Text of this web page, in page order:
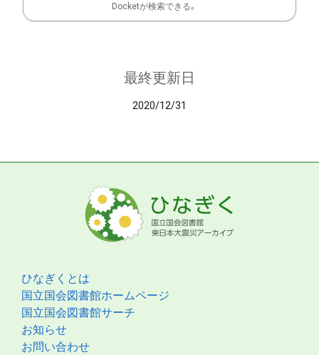
Docketが検索できる。
最終更新日
2020/12/31
ひなぎくとは
国立国会図書館ホームページ
国立国会図書館サーチ
お知らせ
お問い合わせ